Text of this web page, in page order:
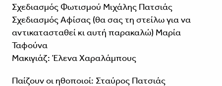
Σχεδιασμός Φωτισμού Μιχάλης Πατσιάς
Σχεδιασμός Αφίσας (θα σας τη στείλω για να
αντικατασταθεί κι αυτή παρακαλώ) Μαρία
Ταφούνα
Μακιγιάζ: Έλενα Χαραλάμπους
Παίζουν οι ηθοποιοί: Σταύρος Πατσιάς